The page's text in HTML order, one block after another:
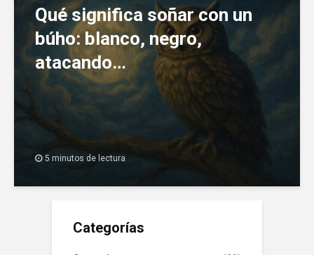
Qué significa soñar con un
búho: blanco, negro,
atacando…
5 minutos de lectura
Categorías